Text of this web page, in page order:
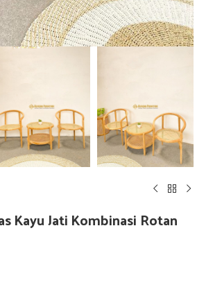
Kayu Jati Kombinasi Rotan